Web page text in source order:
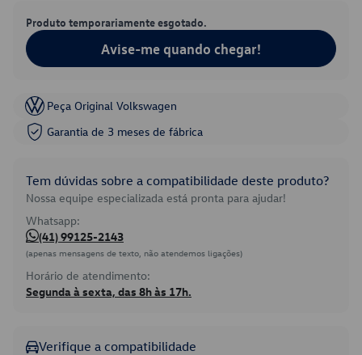
Produto temporariamente esgotado.
Avise-me quando chegar!
Peça Original Volkswagen
Garantia de 3 meses de fábrica
Tem dúvidas sobre a compatibilidade deste produto?
Nossa equipe especializada está pronta para ajudar!
Whatsapp:
(41) 99125-2143
(apenas mensagens de texto, não atendemos ligações)
Horário de atendimento:
Segunda à sexta, das 8h às 17h.
Verifique a compatibilidade